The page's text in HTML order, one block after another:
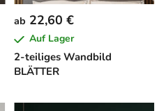
2-teiliges Wandbild
BLÄTTER
ab 22,60 €
Auf Lager